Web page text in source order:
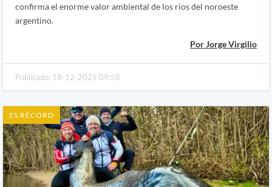
confirma el enorme valor ambiental de los ríos del noroeste
argentino.
Por Jorge Virgilio
Publicado: 18-12-2025 09:58
ES RÉCORD